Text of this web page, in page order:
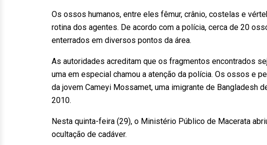
Os ossos humanos, entre eles fêmur, crânio, costelas e
rotina dos agentes. De acordo com a polícia, cerca de 20
enterrados em diversos pontos da área.
As autoridades acreditam que os fragmentos encontrados
uma em especial chamou a atenção da polícia. Os ossos e
da jovem Cameyi Mossamet, uma imigrante de Bangladesh
2010.
Nesta quinta-feira (29), o Ministério Público de Macerata
ocultação de cadáver.